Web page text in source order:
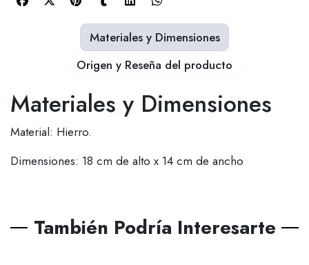
Materiales y Dimensiones
Material: Hierro.
Dimensiones: 18 cm de alto x 14 cm de ancho
Materiales y Dimensiones
Origen y Reseña del producto
También Podría Interesarte